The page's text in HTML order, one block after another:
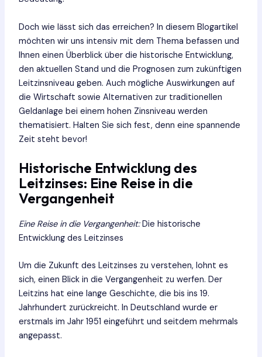
Doch wie lässt sich das erreichen? In diesem Blogartikel
möchten wir uns intensiv mit dem Thema befassen und
Ihnen einen Überblick über die historische Entwicklung,
den aktuellen Stand und die Prognosen zum zukünftigen
Leitzinsniveau geben. Auch mögliche Auswirkungen auf
die Wirtschaft sowie Alternativen zur traditionellen
Geldanlage bei einem hohen Zinsniveau werden
thematisiert. Halten Sie sich fest, denn eine spannende
Zeit steht bevor!
Historische Entwicklung des
Leitzinses: Eine Reise in die
Vergangenheit
Eine Reise in die Vergangenheit:Die historische
Entwicklung des Leitzinses
Um die Zukunft des Leitzinses zu verstehen, lohnt es
sich, einen Blick in die Vergangenheit zu werfen. Der
Leitzins hat eine lange Geschichte, die bis ins 19.
Jahrhundert zurückreicht. In Deutschland wurde er
erstmals im Jahr 1951 eingeführt und seitdem mehrmals
angepasst.